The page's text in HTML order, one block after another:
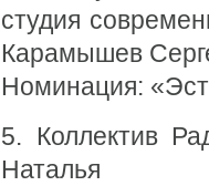
студия
Карамышев
Номинация:
5. Коллектив
Наталья